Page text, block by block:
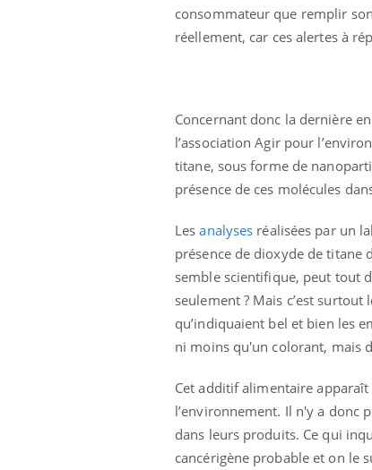
consommateur que remplir
réellement, car ces alertes à
Concernant donc la dernière
l’association Agir pour
titane, sous forme de
présence de ces molécules
Lesanalyses réalisées par un
présence de dioxyde de titane
semble scientifique, peut tout
seulement ? Mais c’est
qu’indiquaient bel et bien les
ni moins qu'un colorant, mais
Cet additif alimentaire
l’environnement. Il n'y a donc
dans leurs produits. Ce qui
cancérigène probable et on le